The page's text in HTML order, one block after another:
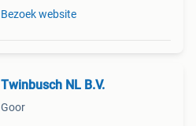
Bezoek website
Twinbusch NL B.V.
Goor